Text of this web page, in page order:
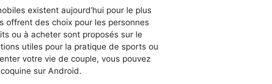
existent aujourd’hui pour le plus
offrent des choix pour les personnes
ou à acheter sont proposés sur le
utiles pour la pratique de sports ou
votre vie de couple, vous pouvez
sur Android.